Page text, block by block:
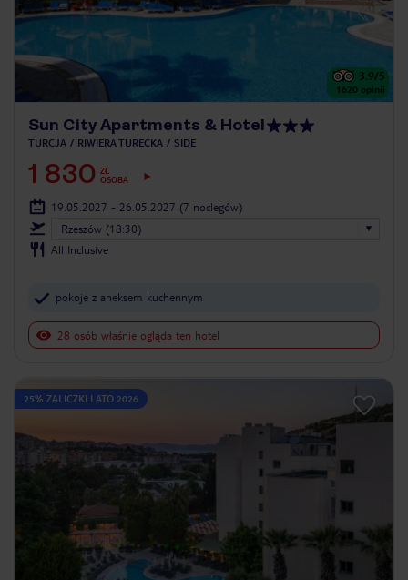
3.9/5
1620 opinii
Sun City Apartments & Hotel
TURCJA RIWIERA TURECKA SIDE
1 830 ZŁ
OSOBA
19.05.2027 - 26.05.2027 (7 noclegów)
Rzeszów (18:30)
All Inclusive
pokoje z aneksem kuchennym
28 osób właśnie ogląda ten hotel
25% ZALICZKI LATO 2026